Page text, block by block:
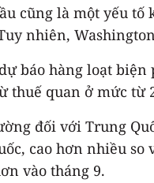
cũng là một yếu
nhiên,
báo hàng loạt
thuế quan ở mức từ
đối với Trung
cao hơn nhiều
vào tháng 9.